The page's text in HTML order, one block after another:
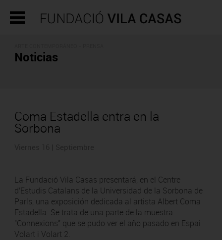
Noticias
Coma Estadella entra en la
Sorbona
La Fundació Vila Casas presentará, en el Centre
d'Estudis Catalans de la Universidad de la Sorbona de
París, una exposición dedicada al artista Albert Coma
Estadella. Se trata de una parte de la muestra
"Connexions" que se pudo ver el año pasado en Espai
Volart i Volart 2.